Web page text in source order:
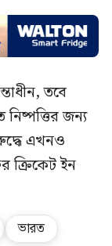
তবে
নিষ্পত্তির জন্য
এখনও
ক্রিকেট ইন
ভারত